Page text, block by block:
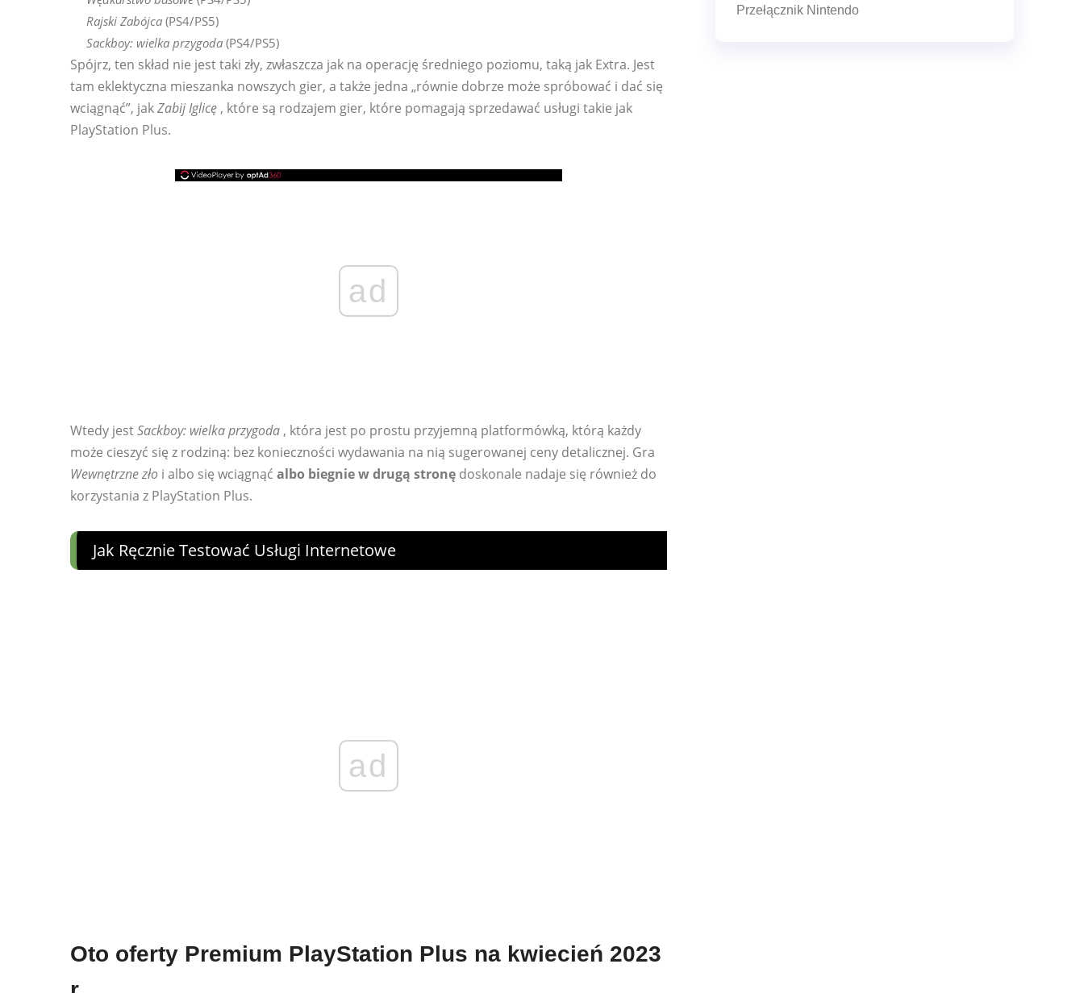
Rajski Zabójca (PS4/PS5)
Sackboy: wielka przygoda (PS4/PS5)
Spójrz, ten skład nie jest taki zły, zwłaszcza jak na operację średniego poziomu, taką jak Extra. Jest
tam eklektyczna mieszanka nowszych gier, a także jedna „równie dobrze może spróbować i dać się
wciągnąć”, jakZabij Iglicę , które są rodzajem gier, które pomagają sprzedawać usługi takie jak
PlayStation Plus.
ad
Wtedy jestSackboy: wielka przygoda , która jest po prostu przyjemną platformówką, którą każdy
może cieszyć się z rodziną: bez konieczności wydawania na nią sugerowanej ceny detalicznej. Gra
Wewnętrzne zło i albo się wciągnąć albo biegnie w drugą stronę doskonale nadaje się również do
korzystania z PlayStation Plus.
Jak Ręcznie Testować Usługi Internetowe
ad
Oto oferty Premium PlayStation Plus na kwiecień 2023
Przełącznik Nintendo